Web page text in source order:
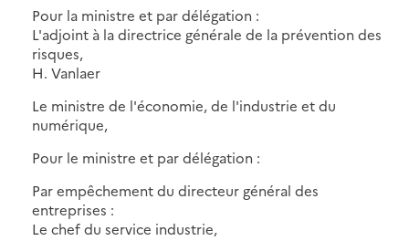
Pour la ministre et par délégation :
L'adjoint à la directrice générale de la prévention des
risques,
H. Vanlaer
Le ministre de l'économie, de l'industrie et du
numérique,
Pour le ministre et par délégation :
Par empêchement du directeur général des
entreprises :
Le chef du service industrie,